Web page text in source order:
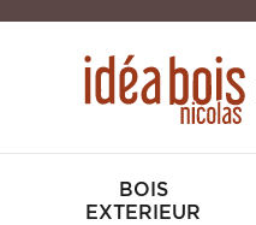
BOIS
EXTERIEUR